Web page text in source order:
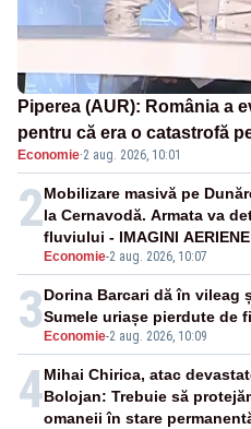
Piperea (AUR): România a
pentru că era o catastrofă
pensii
Economie·2 aug. 2026, 10:01
2
Economie-2 aug. 2026, 10:07
Mobilizare masivă pe
la Cernavodă. Armata va
fluviului - IMAGINI AERIENE
3 Economie-2 aug. 2026, 10:09
Dorina Barcari dă în vileag
Sumele uriașe pierdute de
4Mihai Chirica, atac
Bolojan: Trebuie să
omaneii în stare